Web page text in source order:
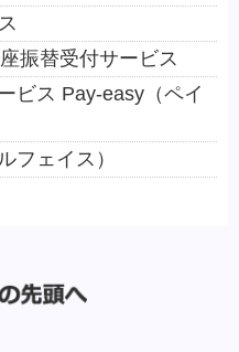
振替受付サービス
ビス Pay-easy（ペイ
フェイス）